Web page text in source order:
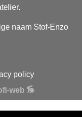
naam Stof-Enzo
policy
web